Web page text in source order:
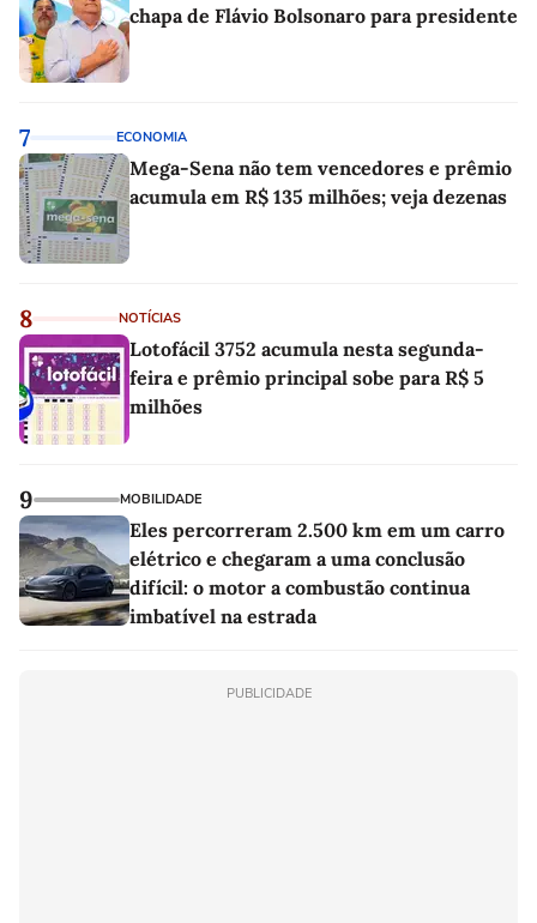
chapa de Flávio Bolsonaro para presidente
7 ECONOMIA
Mega-Sena não tem vencedores e prêmio
acumula em R$ 135 milhões; veja dezenas
8 NOTÍCIAS
Lotofácil 3752 acumula nesta segunda-
feira e prêmio principal sobe para R$ 5
milhões
9 MOBILIDADE
Eles percorreram 2.500 km em um carro
elétrico e chegaram a uma conclusão
difícil: o motor a combustão continua
imbatível na estrada
PUBLICIDADE